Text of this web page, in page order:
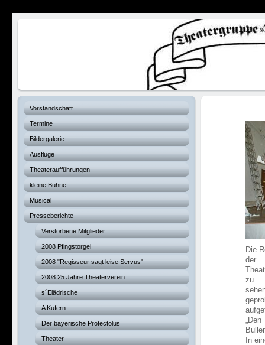
Vorstandschaft
Termine
Bildergalerie
Ausflüge
Theateraufführungen
kleine Bühne
Musical
Presseberichte
Verstorbene Mitglieder
2008 Pfingstorgel
2008 "Regisseur sagt leise Servus"
2008 25 Jahre Theaterverein
s´Elädrische
A Kufern
Der bayerische Protectolus
Theater
Die
der
zu
„Den
In